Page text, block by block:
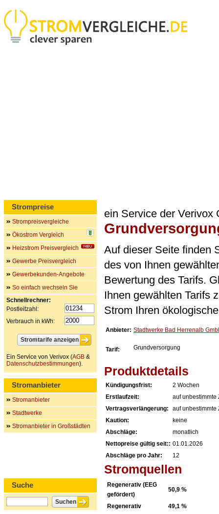
ein Service der Verivox
Auf dieser Seite finden
des von Ihnen
Bewertung des Tarifs.
Ihnen gewählten Tarifs
Strom Ihren
Anbieter: Stadtwerke Bad Herrenalb
Tarif: Grundversorgung
Produktdetails
Kündigungsfrist:
2 Wochen
Erstlaufzeit:
auf unbestimmte
Vertragsverlängerung:
auf unbestimmte
Kaution:
keine
Abschläge:
monatlich
Nettopreise gültig seit:: 01.01.2026
Abschläge pro Jahr:
12
Stromquellen
Regenerativ (EEG
gefördert)
50,9 %
Regenerativ
49,1 %
Strompreise
Strompreisvergleiche
Ökostrom Vergleich
Heizstrom Preisvergleich
Gewerbe Preisvergleich
Gewerbekunden-Angebote
So einfach wechseln Sie
Schnellrechner:
Postleitzahl:
Verbrauch in kWh:
Ein Service von Verivox (AGB &
Datenschutzbestimmungen).
Stromanbieter
Stromanbieter
Stadtwerke
Stromanbieter in Großstädten
Suche